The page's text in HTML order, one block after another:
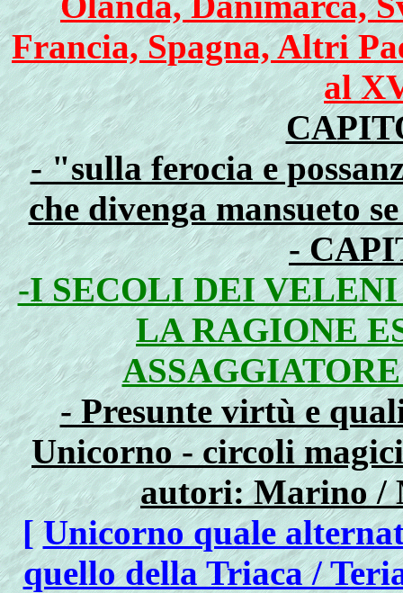
Francia, Spagna, Altri
al
- "sulla ferocia e
che divenga mansueto
-
-I SECOLI DEI
LA RAGIONE
- Presunte virtù e
Unicorno - circoli
autori: Marino /
[Unicorno quale
quello della Triaca /